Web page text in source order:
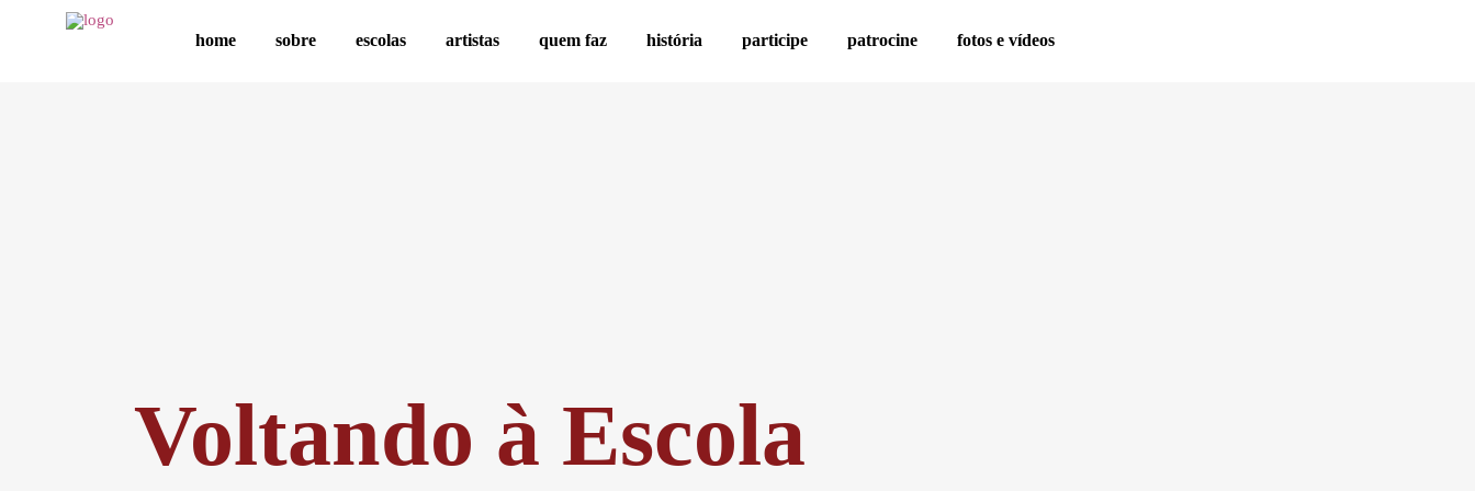
home sobre escolas artistas quem faz história participe patrocine fotos e vídeos
Voltando à Escola